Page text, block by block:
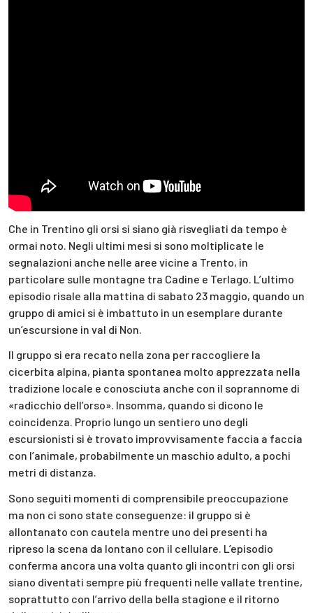
Che in Trentino gli orsi si siano già risvegliati da tempo è
ormai noto. Negli ultimi mesi si sono moltiplicate le
segnalazioni anche nelle aree vicine a Trento, in
particolare sulle montagne tra Cadine e Terlago. L’ultimo
episodio risale alla mattina di sabato 23 maggio, quando un
gruppo di amici si è imbattuto in un esemplare durante
un’escursione in val di Non.
Il gruppo si era recato nella zona per raccogliere la
cicerbita alpina, pianta spontanea molto apprezzata nella
tradizione locale e conosciuta anche con il soprannome di
«radicchio dell’orso». Insomma, quando si dicono le
coincidenza. Proprio lungo un sentiero uno degli
escursionisti si è trovato improvvisamente faccia a faccia
con l’animale, probabilmente un maschio adulto, a pochi
metri di distanza.
Sono seguiti momenti di comprensibile preoccupazione
ma non ci sono state conseguenze: il gruppo si è
allontanato con cautela mentre uno dei presenti ha
ripreso la scena da lontano con il cellulare. L’episodio
conferma ancora una volta quanto gli incontri con gli orsi
siano diventati sempre più frequenti nelle vallate trentine,
soprattutto con l’arrivo della bella stagione e il ritorno